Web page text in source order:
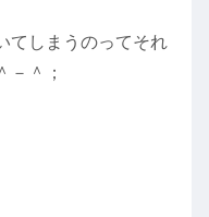
てしまうのってそれ
－＾；